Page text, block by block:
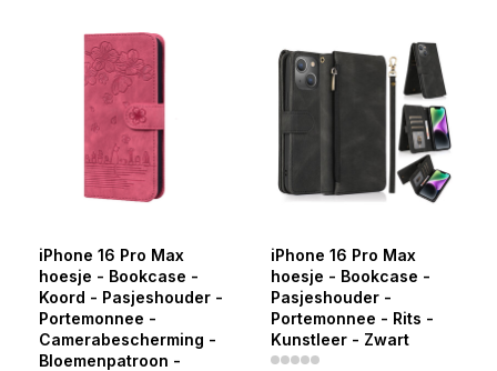
iPhone 16 Pro Max
hoesje - Bookcase -
Koord - Pasjeshouder -
Portemonnee -
Camerabescherming -
Bloemenpatroon -
iPhone 16 Pro Max
hoesje - Bookcase -
Pasjeshouder -
Portemonnee - Rits -
Kunstleer - Zwart